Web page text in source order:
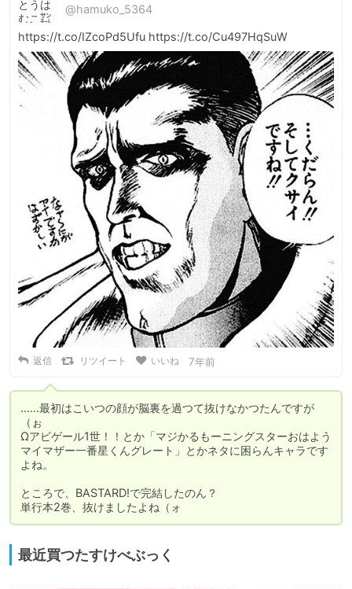
@hamuko_5364
https://t.co/IZcoPd5Ufu https://t.co/Cu497HqSuW
返信 リツイート いいね 7年前
……最初はこいつの顔が脳裏を過つて抜けなかつたんですが
（ぉ
Ωアビゲール1世！！とか「マジかるもーニングスターおはよう
マイマザー一番星くんグレート」とかネタに困らんキャラです
よね。
ところで、BASTARD!で完結したのん？
単行本2巻、抜けましたよね（ォ
最近買つたすけべぶっく